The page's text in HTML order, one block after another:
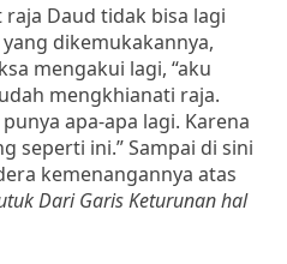
Daud tidak bisa lagi
dikemukakannya,
mengakui lagi, “aku
mengkhianati raja.
apa-apa lagi. Karena
seperti ini.” Sampai di sini
kemenangannya atas
Dari Garis Keturunan hal